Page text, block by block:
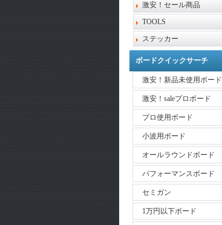
激安！セール商品
TOOLS
ステッカー
ボードクイックサーチ
激安！新品未使用ボード
激安！saleプロボード
プロ使用ボード
小波用ボード
オールラウンドボード
パフォーマンスボード
セミガン
1万円以下ボード